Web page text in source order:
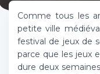
Comme tous les
petite ville
festival de jeux de
parce que les jeux
dure deux